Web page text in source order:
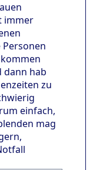
immer
dann hab
zu
einfach,
mag